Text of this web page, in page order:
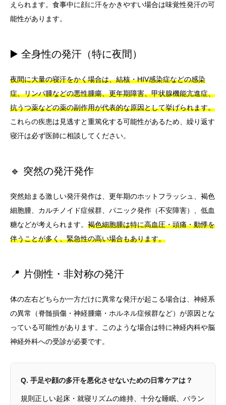
えられます。食事中に顔に汗をかきやすい場合は味覚性発汗の可
能性があります。
▶️ 全身性の発汗（特に夜間）
夜間に大量の寝汗をかく場合は、結核・HIV感染症などの感染
症、リンパ腫などの悪性腫瘍、更年期障害、甲状腺機能亢進症、
抗うつ薬などの薬の副作用が代表的な原因として挙げられます。
これらの疾患は見逃すと重篤化する可能性があるため、繰り返す
寝汗は必ず医師に相談してください。
🔹 突然の発汗発作
突然始まる激しい発汗発作は、更年期のホットフラッシュ、褐色
細胞腫、カルチノイド症候群、パニック発作（不安障害）、低血
糖などが考えられます。 褐色細胞腫は特に高血圧・頭痛・動悸を
伴うことが多く、緊急性の高い場合もあります。
📍 片側性・非対称の発汗
体の左右どちらか一方だけに異常な発汗が起こる場合は、神経系
の異常（脊髄損傷・神経腫瘍・ホルネル症候群など）が原因とな
っている可能性があります。このような場合は特に神経内科や脳
神経外科への受診が必要です。
Q. 手足や顔の多汗を悪化させないための日常ケアは？
規則正しい起床・就寝リズムの維持、十分な睡眠、バラン